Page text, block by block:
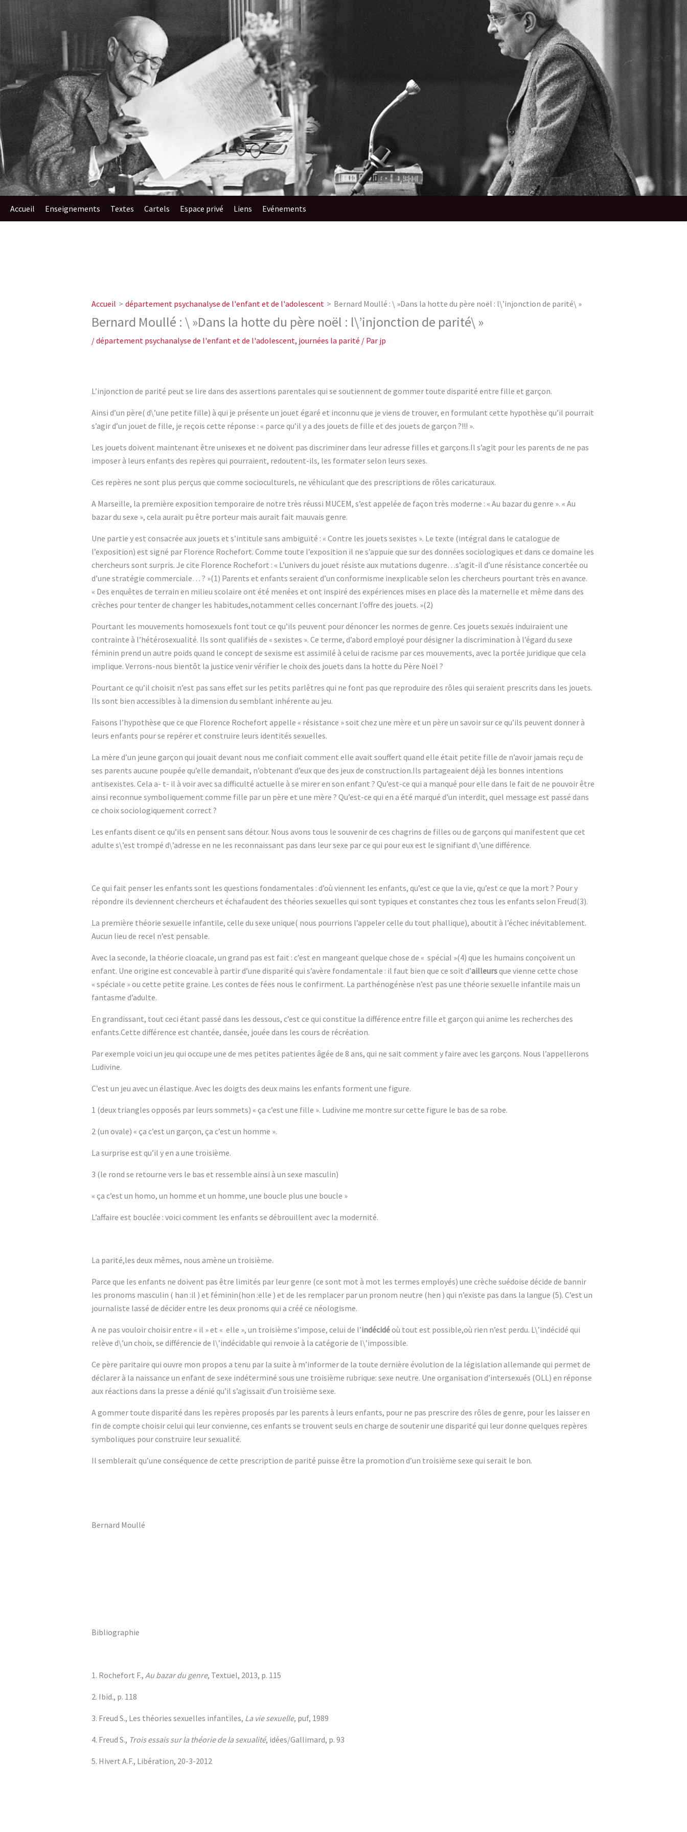
Accueil Enseignements​ Textes Cartels Espace privé Liens Evénements
Accueil département psychanalyse de l'enfant et de l'adolescent Bernard Moullé : \ »Dans la hotte du père noël : l\’injonction de parité\ »
Bernard Moullé : \ »Dans la hotte du père noël : l\’injonction de parité\ »
/département psychanalyse de l'enfant et de l'adolescent, journées la parité / Par jp
L’injonction de parité peut se lire dans des assertions parentales qui se soutiennent de gommer toute disparité entre fille et garçon.
Ainsi d’un père( d\’une petite fille) à qui je présente un jouet égaré et inconnu que je viens de trouver, en formulant cette hypothèse qu’il pourrait
s’agir d’un jouet de fille, je reçois cette réponse : « parce qu’il y a des jouets de fille et des jouets de garçon ?!!! ».
Les jouets doivent maintenant être unisexes et ne doivent pas discriminer dans leur adresse filles et garçons.Il s’agit pour les parents de ne pas
imposer à leurs enfants des repères qui pourraient, redoutent-ils, les formater selon leurs sexes.
Ces repères ne sont plus perçus que comme socioculturels, ne véhiculant que des prescriptions de rôles caricaturaux.
A Marseille, la première exposition temporaire de notre très réussi MUCEM, s’est appelée de façon très moderne : « Au bazar du genre ». « Au
bazar du sexe », cela aurait pu être porteur mais aurait fait mauvais genre.
Une partie y est consacrée aux jouets et s’intitule sans ambiguïté : « Contre les jouets sexistes ». Le texte (intégral dans le catalogue de
l’exposition) est signé par Florence Rochefort. Comme toute l’exposition il ne s’appuie que sur des données sociologiques et dans ce domaine les
chercheurs sont surpris. Je cite Florence Rochefort : « L’univers du jouet résiste aux mutations dugenre…s’agit-il d’une résistance concertée ou
d’une stratégie commerciale… ? »(1) Parents et enfants seraient d’un conformisme inexplicable selon les chercheurs pourtant très en avance.
« Des enquêtes de terrain en milieu scolaire ont été menées et ont inspiré des expériences mises en place dès la maternelle et même dans des
crèches pour tenter de changer les habitudes,notamment celles concernant l’offre des jouets. »(2)
Pourtant les mouvements homosexuels font tout ce qu’ils peuvent pour dénoncer les normes de genre. Ces jouets sexués induiraient une
contrainte à l’hétérosexualité. Ils sont qualifiés de « sexistes ». Ce terme, d’abord employé pour désigner la discrimination à l’égard du sexe
féminin prend un autre poids quand le concept de sexisme est assimilé à celui de racisme par ces mouvements, avec la portée juridique que cela
implique. Verrons-nous bientôt la justice venir vérifier le choix des jouets dans la hotte du Père Noël ?
Pourtant ce qu’il choisit n’est pas sans effet sur les petits parlêtres qui ne font pas que reproduire des rôles qui seraient prescrits dans les jouets.
Ils sont bien accessibles à la dimension du semblant inhérente au jeu.
Faisons l’hypothèse que ce que Florence Rochefort appelle « résistance » soit chez une mère et un père un savoir sur ce qu’ils peuvent donner à
leurs enfants pour se repérer et construire leurs identités sexuelles.
La mère d’un jeune garçon qui jouait devant nous me confiait comment elle avait souffert quand elle était petite fille de n’avoir jamais reçu de
ses parents aucune poupée qu’elle demandait, n’obtenant d’eux que des jeux de construction.Ils partageaient déjà les bonnes intentions
antisexistes. Cela a- t- il à voir avec sa difficulté actuelle à se mirer en son enfant ? Qu’est-ce qui a manqué pour elle dans le fait de ne pouvoir être
ainsi reconnue symboliquement comme fille par un père et une mère ? Qu’est-ce qui en a été marqué d’un interdit, quel message est passé dans
ce choix sociologiquement correct ?
Les enfants disent ce qu’ils en pensent sans détour. Nous avons tous le souvenir de ces chagrins de filles ou de garçons qui manifestent que cet
adulte s\’est trompé d\’adresse en ne les reconnaissant pas dans leur sexe par ce qui pour eux est le signifiant d\’une différence.
Ce qui fait penser les enfants sont les questions fondamentales : d’où viennent les enfants, qu’est ce que la vie, qu’est ce que la mort ? Pour y
répondre ils deviennent chercheurs et échafaudent des théories sexuelles qui sont typiques et constantes chez tous les enfants selon Freud(3).
La première théorie sexuelle infantile, celle du sexe unique( nous pourrions l’appeler celle du tout phallique), aboutit à l’échec inévitablement.
Aucun lieu de recel n’est pensable.
Avec la seconde, la théorie cloacale, un grand pas est fait : c’est en mangeant quelque chose de « spécial »(4) que les humains conçoivent un
enfant. Une origine est concevable à partir d’une disparité qui s’avère fondamentale : il faut bien que ce soit d’ailleursque vienne cette chose
« spéciale » ou cette petite graine. Les contes de fées nous le confirment. La parthénogénèse n’est pas une théorie sexuelle infantile mais un
fantasme d’adulte.
En grandissant, tout ceci étant passé dans les dessous, c’est ce qui constitue la différence entre fille et garçon qui anime les recherches des
enfants.Cette différence est chantée, dansée, jouée dans les cours de récréation.
Par exemple voici un jeu qui occupe une de mes petites patientes âgée de 8 ans, qui ne sait comment y faire avec les garçons. Nous l’appellerons
Ludivine.
C’est un jeu avec un élastique. Avec les doigts des deux mains les enfants forment une figure.
1 (deux triangles opposés par leurs sommets) « ça c’est une fille ». Ludivine me montre sur cette figure le bas de sa robe.
2 (un ovale) « ça c’est un garçon, ça c’est un homme ».
La surprise est qu’il y en a une troisième.
3 (le rond se retourne vers le bas et ressemble ainsi à un sexe masculin)
« ça c’est un homo, un homme et un homme, une boucle plus une boucle »
L’affaire est bouclée : voici comment les enfants se débrouillent avec la modernité.
La parité,les deux mêmes, nous amène un troisième.
Parce que les enfants ne doivent pas être limités par leur genre (ce sont mot à mot les termes employés) une crèche suédoise décide de bannir
les pronoms masculin ( han :il ) et féminin(hon :elle ) et de les remplacer par un pronom neutre (hen ) qui n’existe pas dans la langue (5). C’est un
journaliste lassé de décider entre les deux pronoms qui a créé ce néologisme.
A ne pas vouloir choisir entre « il » et « elle », un troisième s’impose, celui de l’indécidéoù tout est possible,où rien n’est perdu. L\’indécidé qui
relève d\’un choix, se différencie de l\’indécidable qui renvoie à la catégorie de l\’impossible.
Ce père paritaire qui ouvre mon propos a tenu par la suite à m’informer de la toute dernière évolution de la législation allemande qui permet de
déclarer à la naissance un enfant de sexe indéterminé sous une troisième rubrique: sexe neutre. Une organisation d’intersexués (OLL) en réponse
aux réactions dans la presse a dénié qu’il s’agissait d’un troisième sexe.
A gommer toute disparité dans les repères proposés par les parents à leurs enfants, pour ne pas prescrire des rôles de genre, pour les laisser en
fin de compte choisir celui qui leur convienne, ces enfants se trouvent seuls en charge de soutenir une disparité qui leur donne quelques repères
symboliques pour construire leur sexualité.
Il semblerait qu’une conséquence de cette prescription de parité puisse être la promotion d’un troisième sexe qui serait le bon.
Bernard Moullé
Bibliographie
1. Rochefort F., Au bazar du genre, Textuel, 2013, p. 115
2. Ibid., p. 118
3. Freud S., Les théories sexuelles infantiles, La vie sexuelle, puf, 1989
4. Freud S., Trois essais sur la théorie de la sexualité, idées/Gallimard, p. 93
5. Hivert A.F., Libération, 20-3-2012